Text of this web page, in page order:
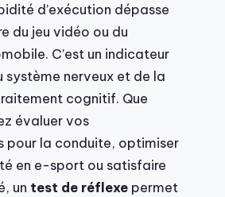
d’exécution dépasse
du jeu vidéo ou du
C’est un indicateur
système nerveux et de la
cognitif. Que
évaluer vos
pour la conduite, optimiser
en e-sport ou satisfaire
un test de réflexe permet